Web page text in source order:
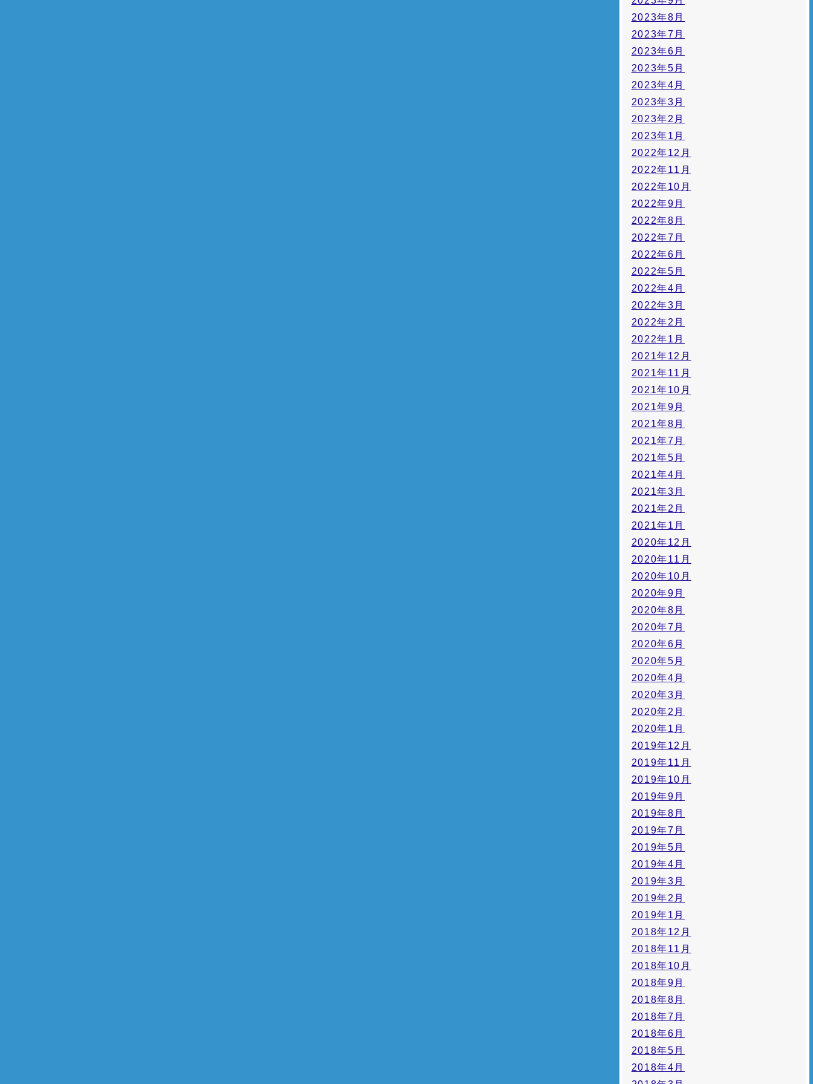
2023年8月
2023年7月
2023年6月
2023年5月
2023年4月
2023年3月
2023年2月
2023年1月
2022年12月
2022年11月
2022年10月
2022年9月
2022年8月
2022年7月
2022年6月
2022年5月
2022年4月
2022年3月
2022年2月
2022年1月
2021年12月
2021年11月
2021年10月
2021年9月
2021年8月
2021年7月
2021年5月
2021年4月
2021年3月
2021年2月
2021年1月
2020年12月
2020年11月
2020年10月
2020年9月
2020年8月
2020年7月
2020年6月
2020年5月
2020年4月
2020年3月
2020年2月
2020年1月
2019年12月
2019年11月
2019年10月
2019年9月
2019年8月
2019年7月
2019年5月
2019年4月
2019年3月
2019年2月
2019年1月
2018年12月
2018年11月
2018年10月
2018年9月
2018年8月
2018年7月
2018年6月
2018年5月
2018年4月